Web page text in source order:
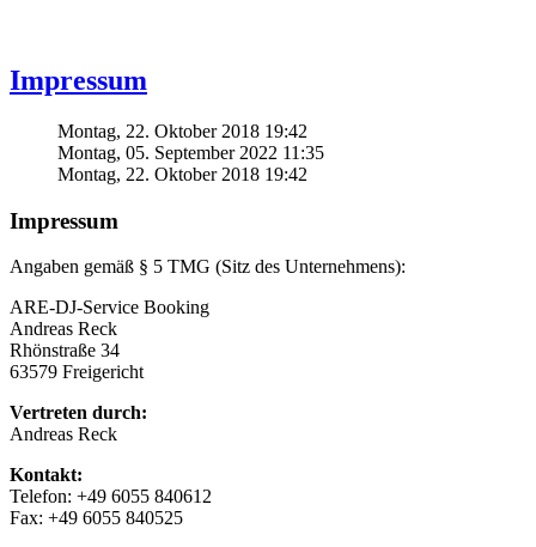
Impressum
Montag, 22. Oktober 2018 19:42
Montag, 05. September 2022 11:35
Montag, 22. Oktober 2018 19:42
Impressum
Angaben gemäß § 5 TMG (Sitz des Unternehmens):
ARE-DJ-Service Booking
Andreas Reck
Rhönstraße 34
63579 Freigericht
Vertreten durch:
Andreas Reck
Kontakt:
Telefon: +49 6055 840612
Fax: +49 6055 840525